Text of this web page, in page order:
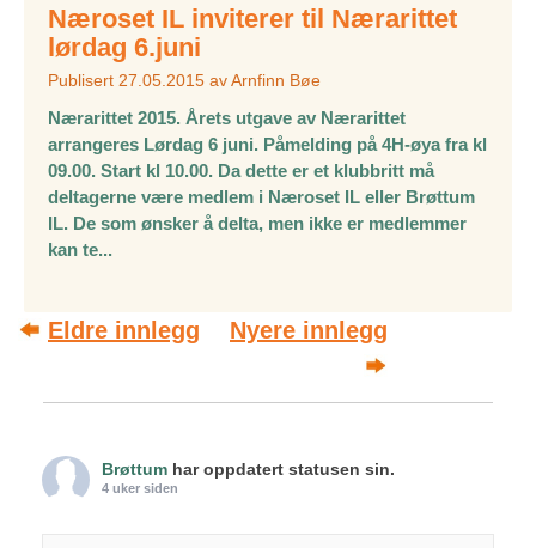
Næroset IL inviterer til Nærarittet
lørdag 6.juni
Publisert 27.05.2015 avArnfinn Bøe
Nærarittet 2015. Årets utgave av Nærarittet
arrangeres Lørdag 6 juni. Påmelding på 4H-øya fra kl
09.00. Start kl 10.00. Da dette er et klubbritt må
deltagerne være medlem i Næroset IL eller Brøttum
IL. De som ønsker å delta, men ikke er medlemmer
kan te...
Post navigation
Eldre innlegg Nyere innlegg
Brøttum har oppdatert statusen sin.
4 uker siden